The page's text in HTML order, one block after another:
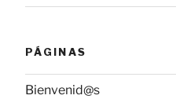
PÁGINAS
Bienvenid@s